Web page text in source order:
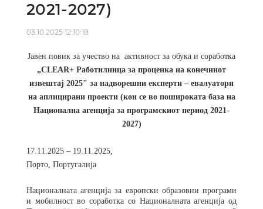
2021-2027)
03.10.2025 12:10:18
Јавен повик за учество на активност за обука и соработка
„CLEAR+ Работилница за проценка на конечниот
извештај 2025" за надворешни експерти – евалуатори
на аплицирани проекти (кои се во пошироката база на
Национална агенција за програмскиот период 2021-
2027)
17.11.2025 – 19.11.2025,
Порто, Португалија
Националната агенција за европски образовни програми
и мобилност во соработка со Националната агенција од